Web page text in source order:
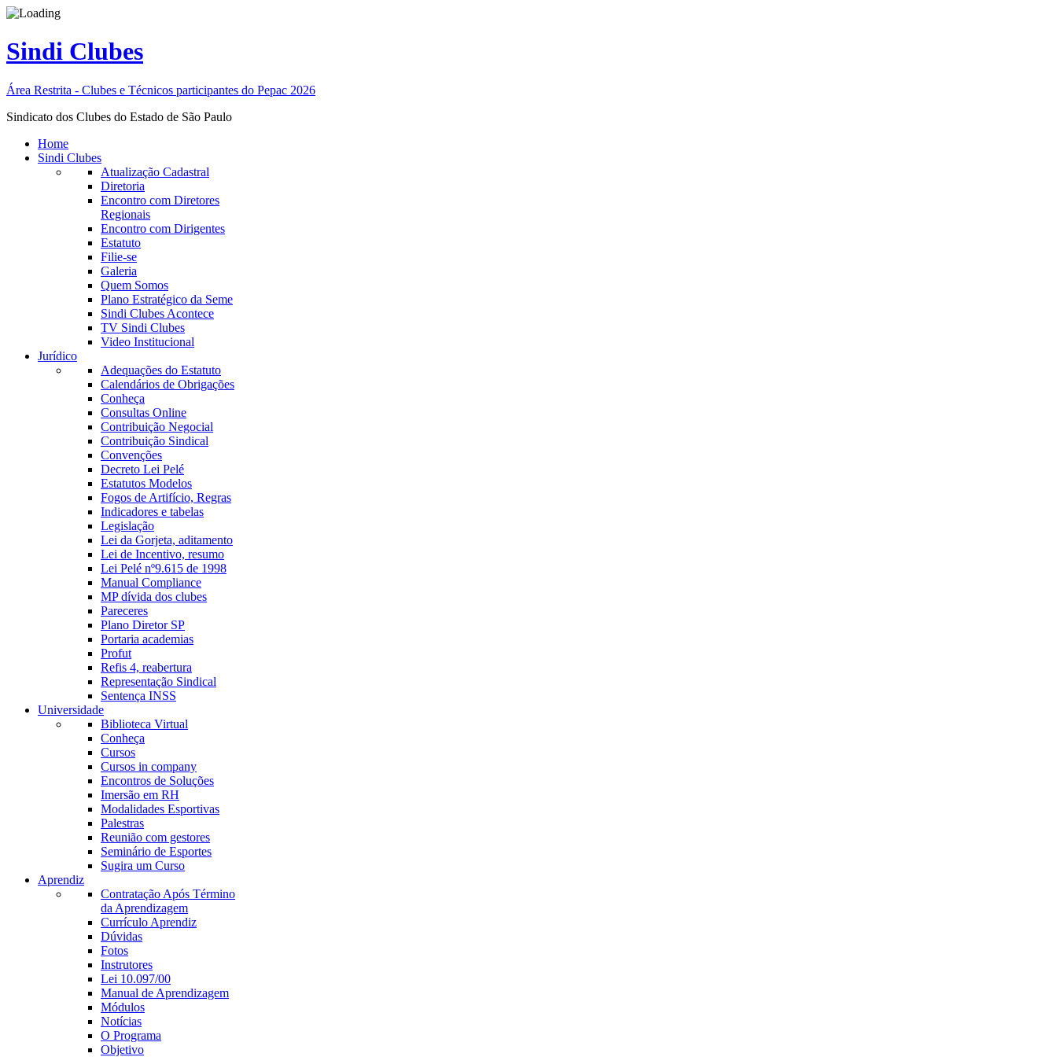
Sindi Clubes
Área Restrita - Clubes e Técnicos participantes do Pepac 2026
Sindicato dos Clubes do Estado de São Paulo
Home
Sindi Clubes
Atualização Cadastral
Diretoria
Encontro com Diretores
Regionais
Encontro com Dirigentes
Estatuto
Filie-se
Galeria
Quem Somos
Plano Estratégico da Seme
Sindi Clubes Acontece
TV Sindi Clubes
Video Institucional
Jurídico
Adequações do Estatuto
Calendários de Obrigações
Conheça
Consultas Online
Contribuição Negocial
Contribuição Sindical
Convenções
Decreto Lei Pelé
Estatutos Modelos
Fogos de Artifício, Regras
Indicadores e tabelas
Legislação
Lei da Gorjeta, aditamento
Lei de Incentivo, resumo
Lei Pelé nº9.615 de 1998
Manual Compliance
MP dívida dos clubes
Pareceres
Plano Diretor SP
Portaria academias
Profut
Refis 4, reabertura
Representação Sindical
Sentença INSS
Universidade
Biblioteca Virtual
Conheça
Cursos
Cursos in company
Encontros de Soluções
Imersão em RH
Modalidades Esportivas
Palestras
Reunião com gestores
Seminário de Esportes
Sugira um Curso
Aprendiz
Contratação Após Término
da Aprendizagem
Currículo Aprendiz
Dúvidas
Fotos
Instrutores
Lei 10.097/00
Manual de Aprendizagem
Módulos
Notícias
O Programa
Objetivo